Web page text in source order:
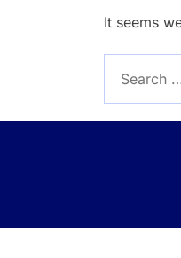
It seems
for: